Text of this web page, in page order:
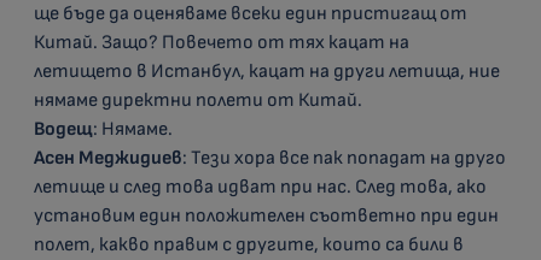
ще бъде да оценяваме всеки един пристигащ от
Китай. Защо? Повечето от тях кацат на
летището в Истанбул, кацат на други летища, ние
нямаме директни полети от Китай.
Водещ: Нямаме.
Асен Меджидиев: Тези хора все пак попадат на друго
летище и след това идват при нас. След това, ако
установим един положителен съответно при един
полет, какво правим с другите, които са били в